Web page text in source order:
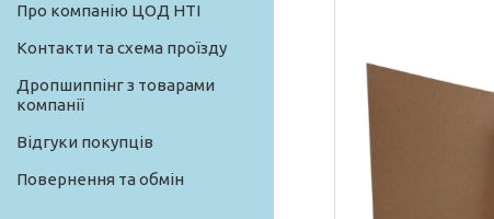
Про компанію ЦОД НТІ
Контакти та схема проїзду
Дропшиппінг з товарами
компанії
Відгуки покупців
Повернення та обмін